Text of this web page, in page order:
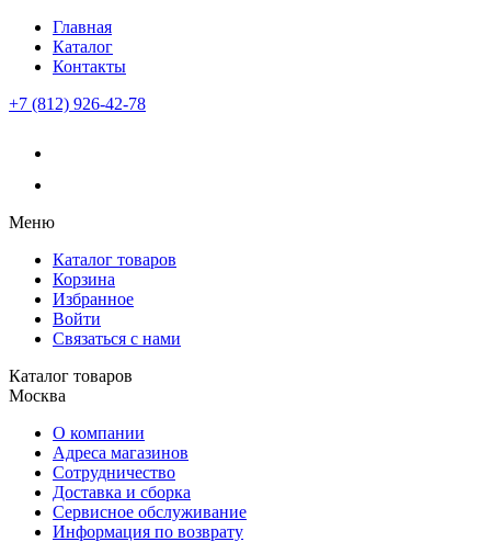
Главная
Каталог
Контакты
+7 (812) 926-42-78
Меню
Каталог товаров
Корзина
Избранное
Войти
Связаться с нами
Каталог товаров
Москва
О компании
Адреса магазинов
Сотрудничество
Доставка и сборка
Сервисное обслуживание
Информация по возврату